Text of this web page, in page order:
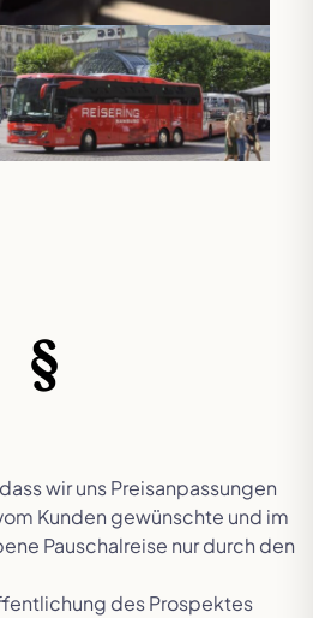
wir uns Preisanpassungen
Kunden gewünschte und im
Pauschalreise nur durch den
des Prospektes